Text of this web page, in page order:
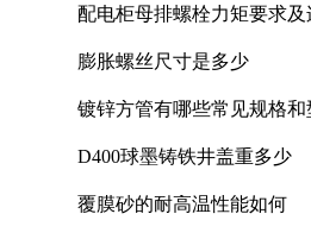
配电柜母排螺栓力矩要求
膨胀螺丝尺寸是多少
镀锌方管有哪些常见规格和
D400球墨铸铁井盖重多少
覆膜砂的耐高温性能如何